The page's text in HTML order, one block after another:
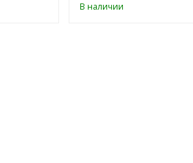
В наличии